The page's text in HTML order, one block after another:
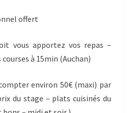
offert
vous apportez vos repas –
à 15min (Auchan)
environ 50€ (maxi) par
du stage – plats cuisinés du